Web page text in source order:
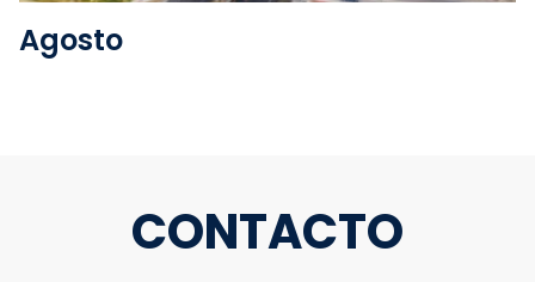
Agosto
CONTACTO